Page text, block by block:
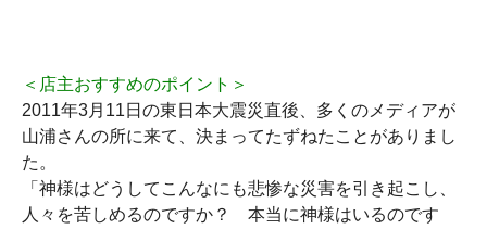
＜店主おすすめのポイント＞
2011年3月11日の東日本大震災直後、多くのメディアが
山浦さんの所に来て、決まってたずねたことがありまし
た。
「神様はどうしてこんなにも悲惨な災害を引き起こし、
人々を苦しめるのですか？ 本当に神様はいるのです